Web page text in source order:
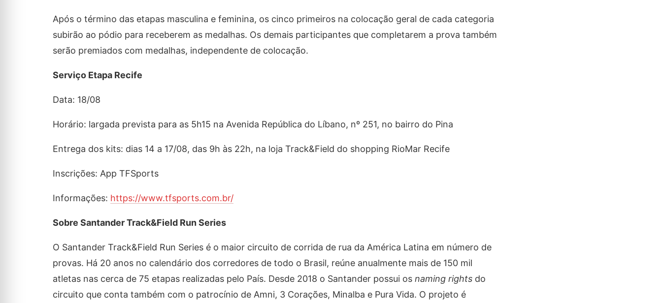
Após o término das etapas masculina e feminina, os cinco primeiros na colocação geral de cada categoria
subirão ao pódio para receberem as medalhas. Os demais participantes que completarem a prova também
serão premiados com medalhas, independente de colocação.
Serviço Etapa Recife
Data: 18/08
Horário: largada prevista para as 5h15 na Avenida República do Líbano, nº 251, no bairro do Pina
Entrega dos kits: dias 14 a 17/08, das 9h às 22h, na loja Track&Field do shopping RioMar Recife
Inscrições: App TFSports
Informações: https://www.tfsports.com.br/
Sobre Santander Track&Field Run Series
O Santander Track&Field Run Series é o maior circuito de corrida de rua da América Latina em número de
provas. Há 20 anos no calendário dos corredores de todo o Brasil, reúne anualmente mais de 150 mil
atletas nas cerca de 75 etapas realizadas pelo País. Desde 2018 o Santander possui os naming rightsdo
circuito que conta também com o patrocínio de Amni, 3 Corações, Minalba e Pura Vida. O projeto é